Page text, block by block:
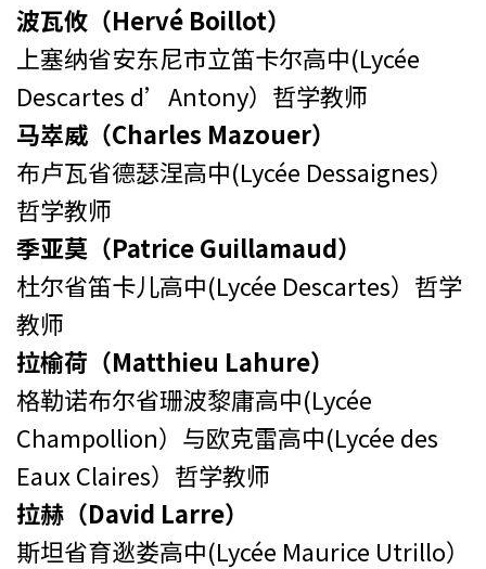
波瓦攸（Hervé Boillot）
上塞纳省安东尼市立笛卡尔高中(Lycée
Descartes d’Antony）哲学教师
马崒威（Charles Mazouer）
布卢瓦省德瑟涅高中(Lycée Dessaignes）
哲学教师
季亚莫（Patrice Guillamaud）
杜尔省笛卡儿高中(Lycée Descartes）哲学
教师
拉榆荷（Matthieu Lahure）
格勒诺布尔省珊波黎庸高中(Lycée
Champollion）与欧克雷高中(Lycée des
Eaux Claires）哲学教师
拉赫（David Larre）
斯坦省育逖娄高中(Lycée Maurice Utrillo）